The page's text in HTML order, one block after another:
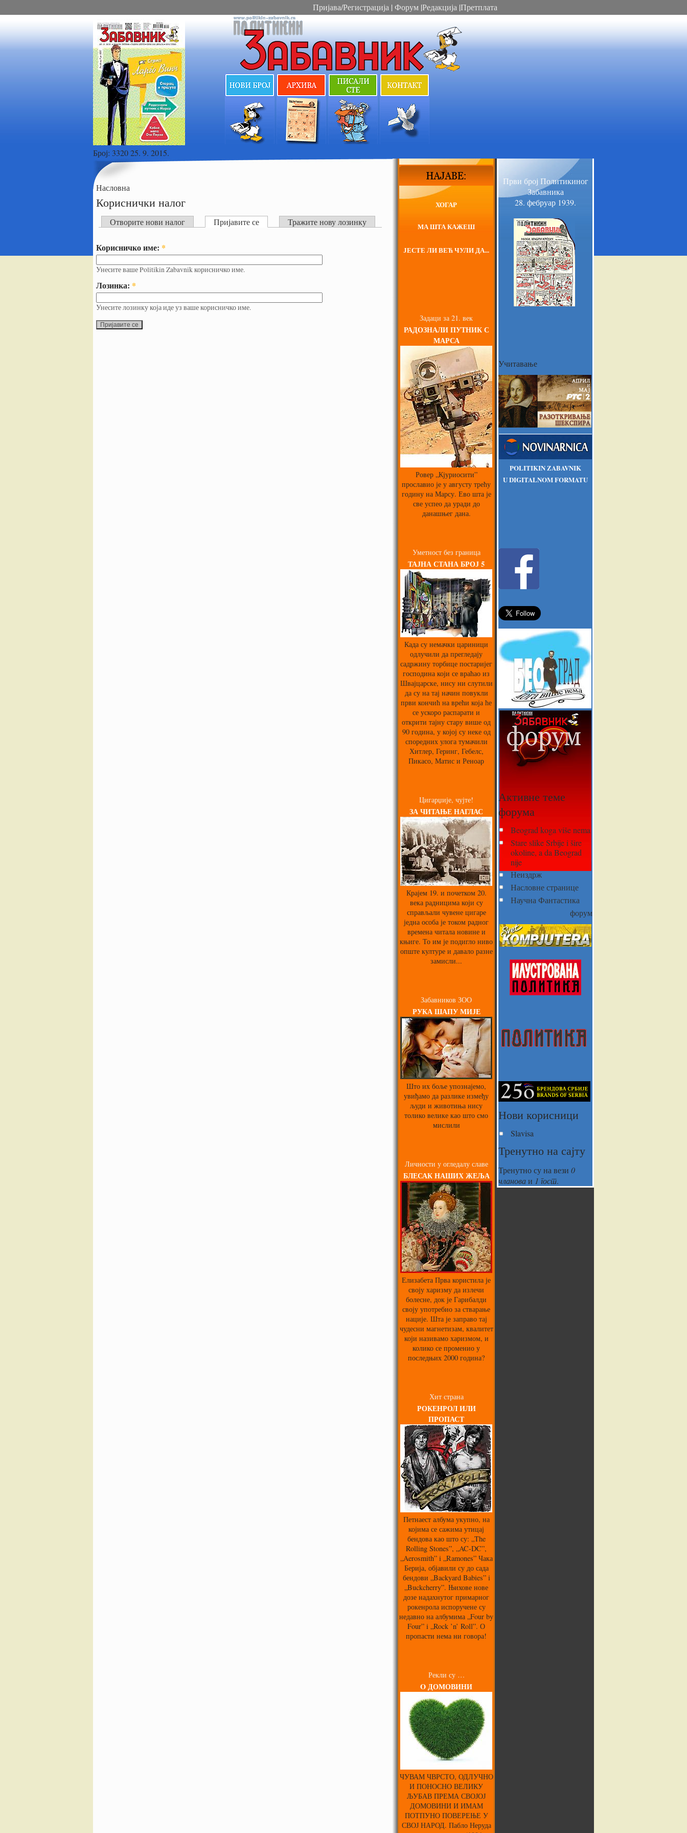
Број: 3320 25. 9. 2015.
Пријава/Регистрација | Форум |Редакција |Претплата
Насловна
Кориснички налог
Отворите нови налог Пријавите се Тражите нову лозинку
Корисничко име: *
Унесите ваше Politikin Zabavnik корисничко име.
Лозинка: *
Унесите лозинку која иде уз ваше корисничко име.
ХОГАР
МА ШТА КАЖЕШ
ЈЕСТЕ ЛИ ВЕЋ ЧУЛИ ДА...
Задаци за 21. век
РАДОЗНАЛИ ПУТНИК С
МАРСА
Ровер „Кјуриосити”
прославио је у августу трећу
годину на Марсу. Ево шта је
све успео да уради до
данашњег дана.
Уметност без граница
ТАЈНА СТАНА БРОЈ 5
Када су немачки цариници
одлучили да прегледају
садржину торбице постаријег
господина који се враћао из
Швајцарске, нису ни слутили
да су на тај начин повукли
први кончић на врећи која ће
се ускоро распарати и
открити тајну стару више од
90 година, у којој су неке од
споредних улога тумачили
Хитлер, Геринг, Гебелс,
Пикасо, Матис и Реноар
Цигарџије, чујте!
ЗА ЧИТАЊЕ НАГЛАС
Крајем 19. и почетком 20.
века радницима који су
справљали чувене цигаре
једна особа је током радног
времена читала новине и
књиге. То им је подигло ниво
опште културе и давало разне
замисли...
Забавников ЗОО
РУКА ШАПУ МИЈЕ
Што их боље упознајемо,
увиђамо да разлике између
људи и животиња нису
толико велике као што смо
мислили
Личности у огледалу славе
БЛЕСАК НАШИХ ЖЕЉА
Елизабета Прва користила је
своју харизму да излечи
болесне, док је Гарибалди
своју употребио за стварање
нације. Шта је заправо тај
чудесни магнетизам, квалитет
који називамо харизмом, и
колико се променио у
последњих 2000 година?
Хит страна
РОКЕНРОЛ ИЛИ
ПРОПАСТ
Петнаест албума укупно, на
којима се сажима утицај
бендова као што су: „The
Rolling Stones”, „AC-DC”,
„Aerosmith” i „Ramones” Чака
Берија, објавили су до сада
бендови „Backyard Babies” i
„Buckcherry”. Њихове нове
дозе надахнутог примарног
рокенрола испоручене су
недавно на албумима „Four by
Four” i „Rock ’n’ Roll”. О
пропасти нема ни говора!
Рекли су …
O ДОМОВИНИ
ЧУВАМ ЧВРСТО, ОДЛУЧНО
И ПОНОСНО ВЕЛИКУ
ЉУБАВ ПРЕМА СВОЈОЈ
ДОМОВИНИ И ИМАМ
ПОТПУНО ПОВЕРЕЊЕ У
СВОЈ НАРОД. Пабло Неруда
Први број Политикиног
Забавника
28. фебруар 1939.
Учитавање
POLITIKIN ZABAVNIK
U DIGITALNOM FORMATU
Активне теме
форума
Beograd koga više nema
Stare slike Srbije i šire
okoline, a da Beograd
nije
Неиздрж
Насловне странице
Научна Фантастика
форум
Нови корисници
Slavisa
Тренутно на сајту
Тренутно су на вези 0
члановаи 1 гост.